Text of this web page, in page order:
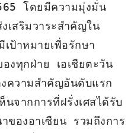
โดยมีความมุ่งมั่น
เสริมวาระสำคัญใน
าหมายเพื่อรักษา
งทุกฝ่าย เอเชียตะวัน
งความสำคัญอันดับแรก
นจากการที่ฝรั่งเศสได้รับ
ของอาเซียน รวมถึงการ